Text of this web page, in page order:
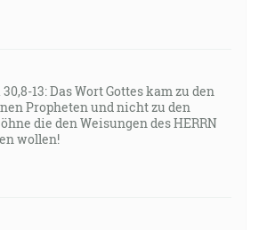
13: Das Wort Gottes kam zu den
Propheten und nicht zu den
die den Weisungen des HERRN
wollen!